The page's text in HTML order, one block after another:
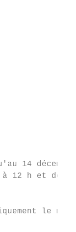
14
à 12 h et